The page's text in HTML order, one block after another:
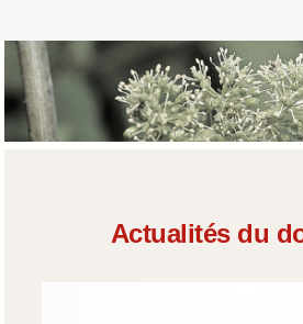
Actualités du